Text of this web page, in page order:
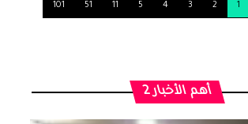
1
2
3
4
5
11
51
101
أهم الأخبار 2